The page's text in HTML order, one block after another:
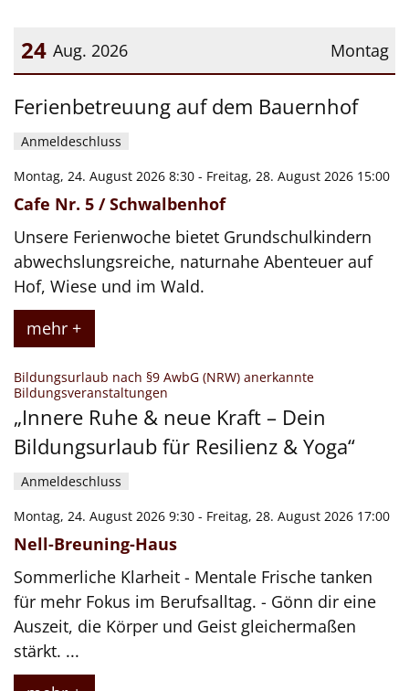
Montag
24 Aug. 2026
Ferienbetreuung auf dem Bauernhof
Anmeldeschluss
Montag, 24. August 2026 8:30 - Freitag, 28. August 2026 15:00
Cafe Nr. 5 / Schwalbenhof
Unsere Ferienwoche bietet Grundschulkindern
abwechslungsreiche, naturnahe Abenteuer auf
Hof, Wiese und im Wald.
mehr +
Bildungsurlaub nach §9 AwbG (NRW) anerkannte
Bildungsveranstaltungen
„Innere Ruhe & neue Kraft – Dein
Bildungsurlaub für Resilienz & Yoga“
Anmeldeschluss
Montag, 24. August 2026 9:30 - Freitag, 28. August 2026 17:00
Nell-Breuning-Haus
Sommerliche Klarheit - Mentale Frische tanken
für mehr Fokus im Berufsalltag. - Gönn dir eine
Auszeit, die Körper und Geist gleichermaßen
stärkt. ...